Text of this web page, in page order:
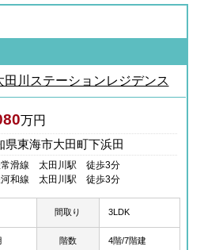
田川ステーションレジデンス
万円
県東海市大田町下浜田
常滑線 太田川駅 徒歩3分
河和線 太田川駅 徒歩3分
間取り 3LDK
階数 4階/7階建